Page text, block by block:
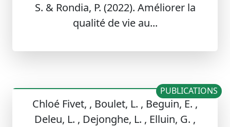
S. & Rondia, P. (2022). Améliorer la
qualité de vie au...
Chloé Fivet, , Boulet, L. , Beguin, E. ,
Deleu, L. , Dejonghe, L. , Elluin, G. ,
PUBLICATIONS